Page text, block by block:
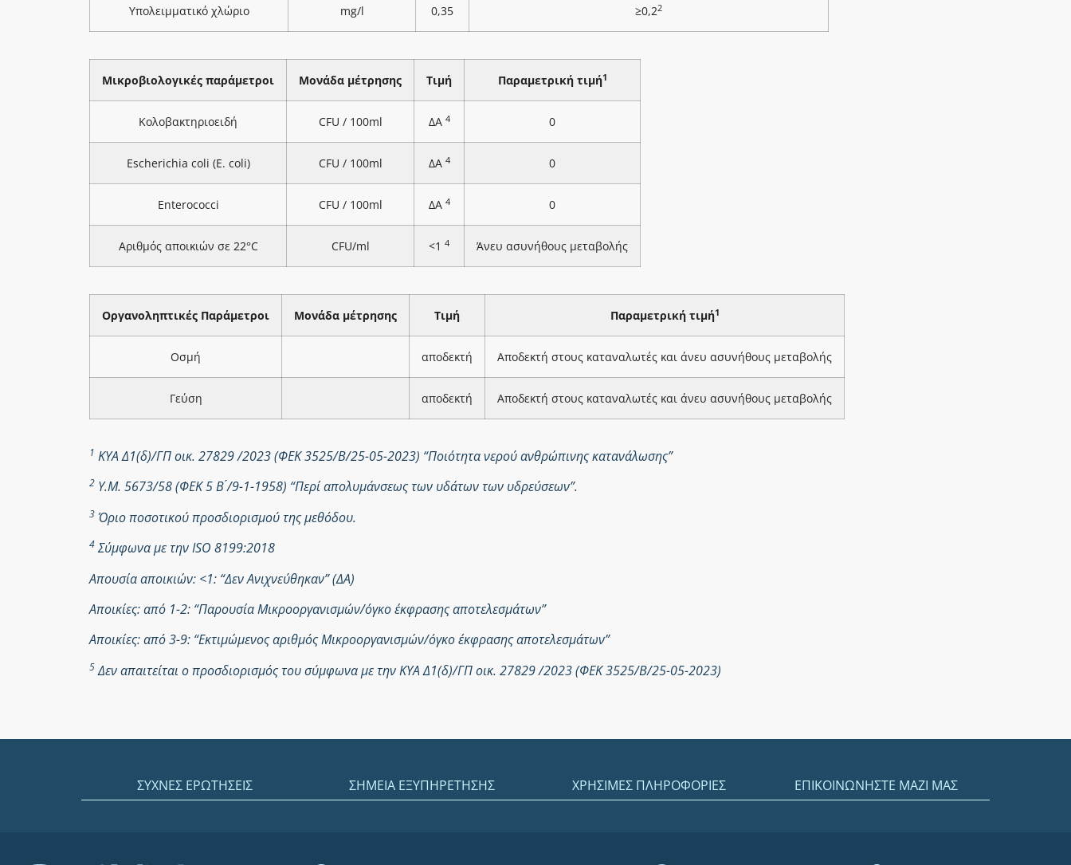
Υπολειμματικό χλώριο mg/l 0,35 ≥0,22
Μικροβιολογικές παράμετροι Μονάδα μέτρησης Τιμή Παραμετρική τιμή1
Κολοβακτηριοειδή CFU / 100ml ΔΑ 4 0
Escherichia coli (E. coli) CFU / 100ml ΔΑ 4 0
Enterococci CFU / 100ml ΔΑ 4 0
Αριθμός αποικιών σε 22°C CFU/ml <1 4 Άνευ ασυνήθους μεταβολής
Οργανοληπτικές Παράμετροι Μονάδα μέτρησης Τιμή Παραμετρική τιμή1
Οσμή αποδεκτή Αποδεκτή στους καταναλωτές και άνευ ασυνήθους μεταβολής
Γεύση αποδεκτή Αποδεκτή στους καταναλωτές και άνευ ασυνήθους μεταβολής
1 ΚΥΑ Δ1(δ)/ΓΠ οικ. 27829 /2023 (ΦΕΚ 3525/Β/25-05-2023) “Ποιότητα νερού ανθρώπινης κατανάλωσης”
2 Υ.Μ. 5673/58 (ΦΕΚ 5 Β ́/9-1-1958) “Περί απολυμάνσεως των υδάτων των υδρεύσεων”.
3 Όριο ποσοτικού προσδιορισμού της μεθόδου.
4Σύμφωνα με την ISO 8199:2018
Απουσία αποικιών: <1: “Δεν Ανιχνεύθηκαν” (ΔΑ)
Αποικίες: από 1-2: “Παρουσία Μικροοργανισμών/όγκο έκφρασης αποτελεσμάτων”
Αποικίες: από 3-9: “Εκτιμώμενος αριθμός Μικροοργανισμών/όγκο έκφρασης αποτελεσμάτων”
5Δεν απαιτείται ο προσδιορισμός του σύμφωνα με την ΚΥΑ Δ1(δ)/ΓΠ οικ. 27829 /2023 (ΦΕΚ 3525/Β/25-05-2023)
ΣΥΧΝΕΣ ΕΡΩΤΗΣΕΙΣ ΣΗΜΕΙΑ ΕΞΥΠΗΡΕΤΗΣΗΣ ΧΡΗΣΙΜΕΣ ΠΛΗΡΟΦΟΡΙΕΣ ΕΠΙΚΟΙΝΩΝΗΣΤΕ ΜΑΖΙ ΜΑΣ